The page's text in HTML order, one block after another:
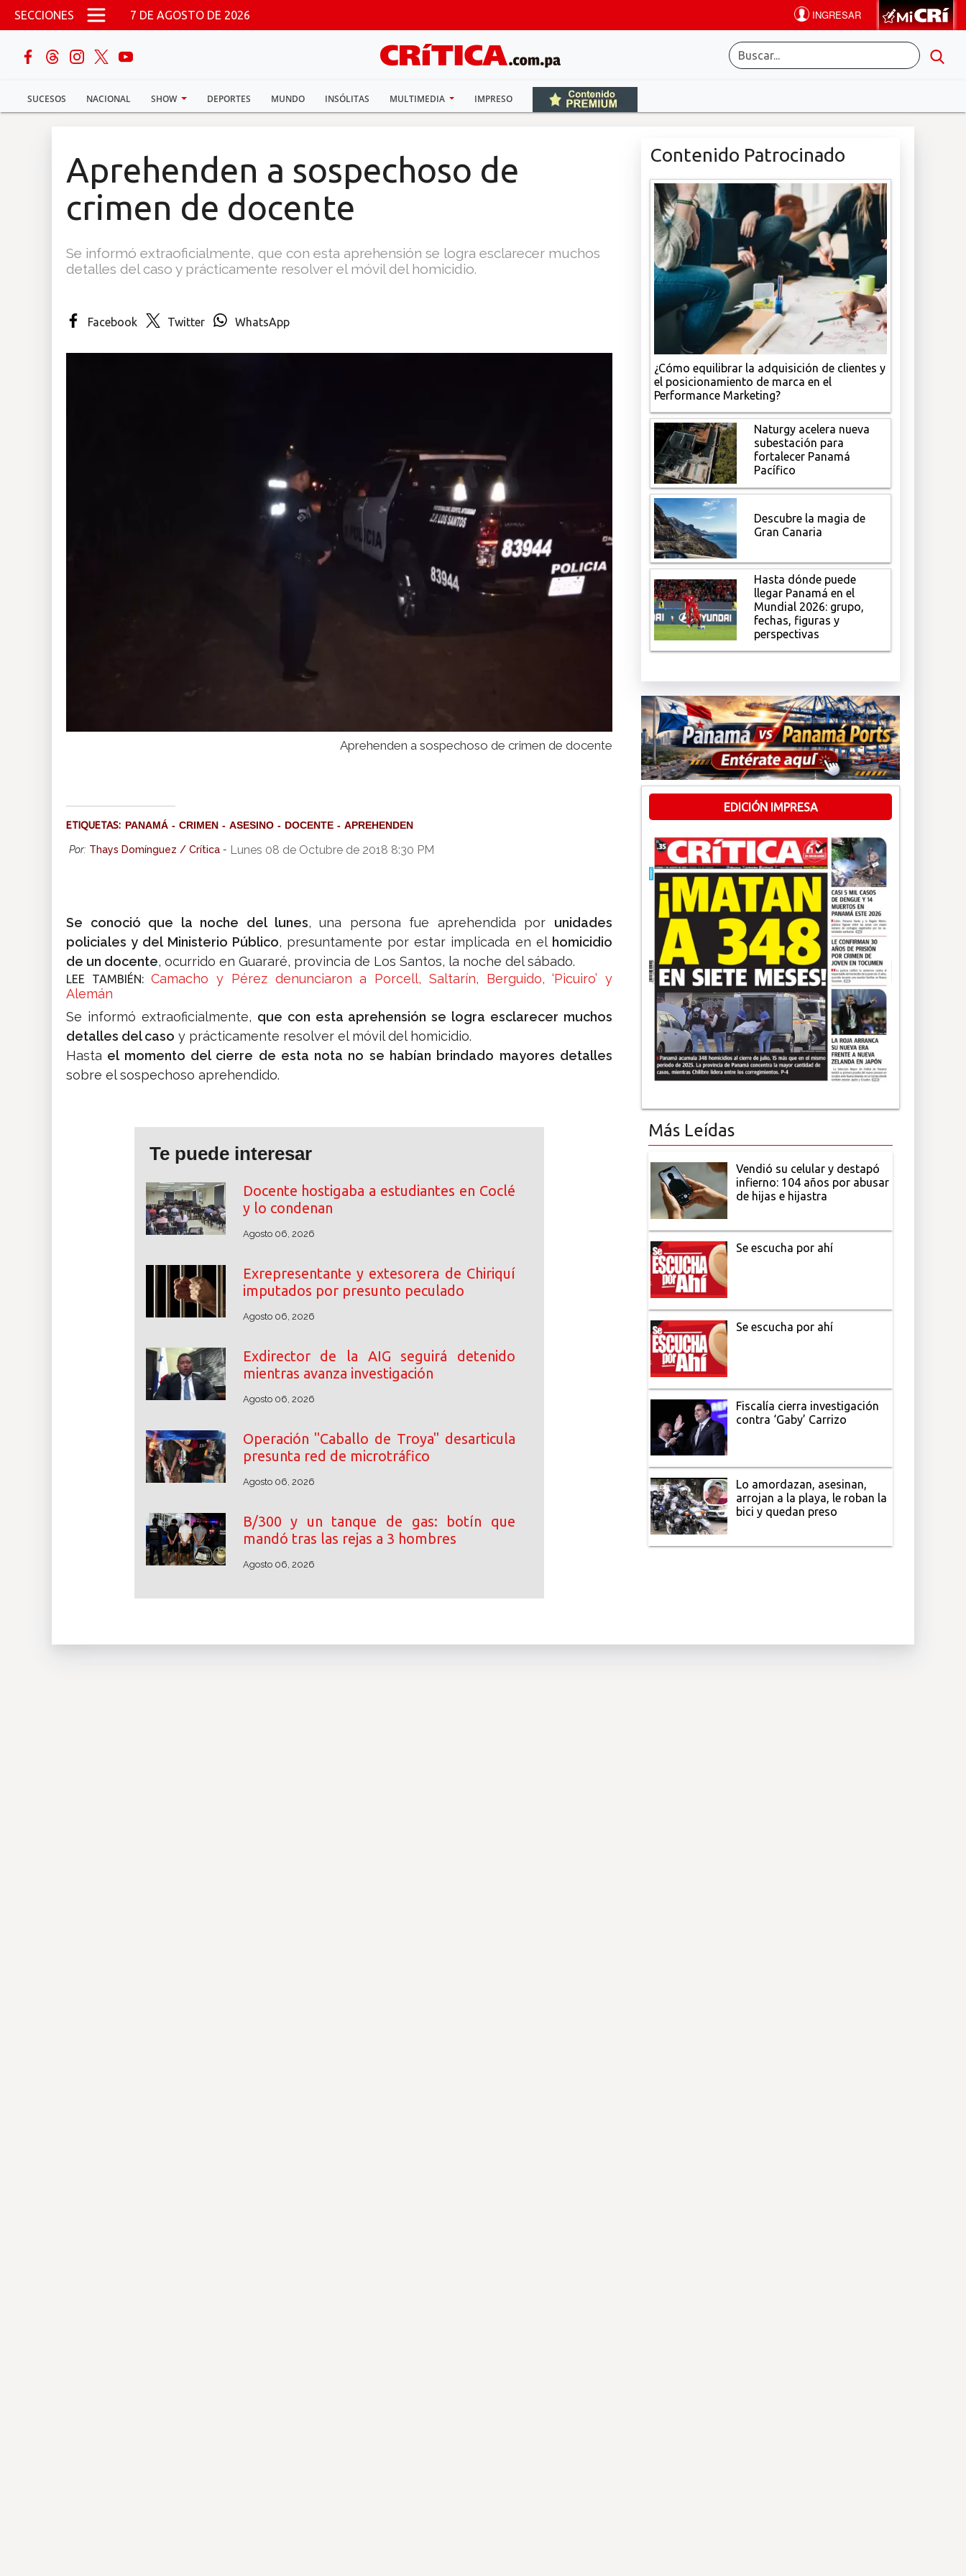
Pasar al contenido principal
SECCIONES 7 DE AGOSTO DE 2026
SUCESOS NACIONAL SHOW DEPORTES MUNDO INSÓLITAS MULTIMEDIA IMPRESO
buscar
Sucesos
Aprehenden a sospechoso de
crimen de docente
Se informó extraoficialmente, que con esta aprehensión se logra esclarecer muchos
detalles del caso y prácticamente resolver el móvil del homicidio.
Facebook Twitter WhatsApp
Aprehenden a sospechoso de crimen de docente
ETIQUETAS: PANAMÁ CRIMEN ASESINO DOCENTE APREHENDEN
Por: Thays Domínguez / Crítica - Lunes 08 de Octubre de 2018 8:30 PM
Se conoció que la noche del lunes, una persona fue aprehendida por unidades
policiales y del Ministerio Público, presuntamente por estar implicada en el homicidio
de un docente, ocurrido en Guararé, provincia de Los Santos, la noche del sábado.
LEE TAMBIÉN:Camacho y Pérez denunciaron a Porcell, Saltarín, Berguido, ‘Picuiro’ y
Alemán
Se informó extraoficialmente, que con esta aprehensión se logra esclarecer muchos
detalles del caso y prácticamente resolver el móvil del homicidio.
Hasta el momento del cierre de esta nota no se habían brindado mayores detalles
sobre el sospechoso aprehendido.
Te puede interesar
Docente hostigaba a estudiantes en Coclé
y lo condenan
Agosto 06, 2026
Exrepresentante y extesorera de Chiriquí
imputados por presunto peculado
Agosto 06, 2026
Exdirector de la AIG seguirá detenido
mientras avanza investigación
Agosto 06, 2026
Operación "Caballo de Troya" desarticula
presunta red de microtráfico
Agosto 06, 2026
B/300 y un tanque de gas: botín que
mandó tras las rejas a 3 hombres
Agosto 06, 2026
Contenido Patrocinado
¿Cómo equilibrar la adquisición de clientes y
el posicionamiento de marca en el
Performance Marketing?
Naturgy acelera nueva
subestación para
fortalecer Panamá
Pacífico
Descubre la magia de
Gran Canaria
Hasta dónde puede
llegar Panamá en el
Mundial 2026: grupo,
fechas, figuras y
perspectivas
EDICIÓN IMPRESA
Más Leídas
Vendió su celular y destapó
infierno: 104 años por abusar
de hijas e hijastra
Se escucha por ahí
Se escucha por ahí
Fiscalía cierra investigación
contra ‘Gaby’ Carrizo
Lo amordazan, asesinan,
arrojan a la playa, le roban la
bici y quedan preso